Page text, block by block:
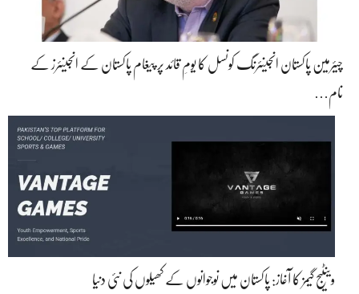
چیئرمین پاکستان انجینئرنگ کونسل کا یومِ قائد پر پیغام پاکستان کے انجینئرز کے
نام…
وینٹیج گیمز کا آغاز: پاکستان میں نوجوانوں کے کھیلوں کی نئی دنیا